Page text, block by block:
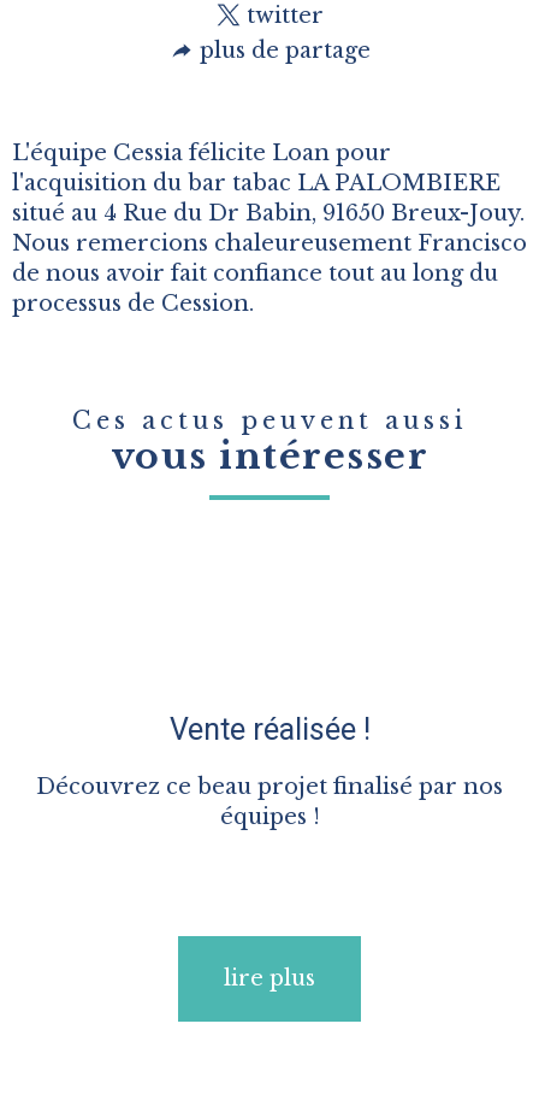
twitter
plus de partage
L'équipe Cessia félicite Loan pour
l'acquisition du bar tabac LA PALOMBIERE
situé au 4 Rue du Dr Babin, 91650 Breux-Jouy.
Nous remercions chaleureusement Francisco
de nous avoir fait confiance tout au long du
processus de Cession.
Ces actus peuvent aussi
vous intéresser
Vente réalisée !
Découvrez ce beau projet finalisé par nos
équipes !
lire plus